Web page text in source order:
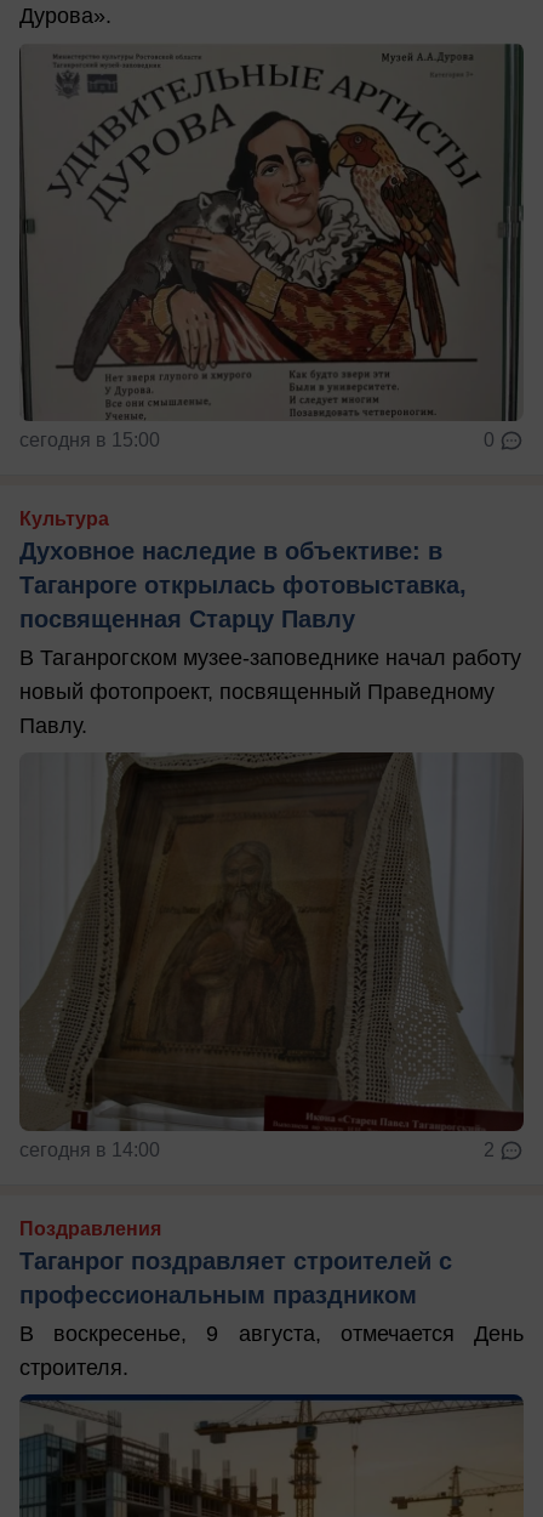
Дурова».
сегодня в 15:00 0
Культура
Духовное наследие в объективе: в
Таганроге открылась фотовыставка,
посвященная Старцу Павлу
В Таганрогском музее-заповеднике начал работу
новый фотопроект, посвященный Праведному
Павлу.
сегодня в 14:00 2
Поздравления
Таганрог поздравляет строителей с
профессиональным праздником
В воскресенье, 9 августа, отмечается День
строителя.